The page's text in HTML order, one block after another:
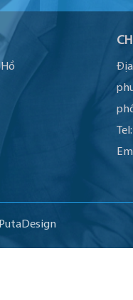
Tel:
PutaDesign